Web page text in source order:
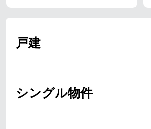
戸建
シングル物件